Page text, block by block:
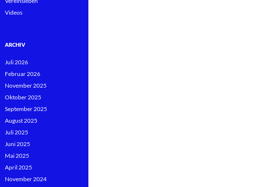
Videos
ARCHIV
Juli 2026
Februar 2026
November 2025
Oktober 2025
September 2025
August 2025
Juli 2025
Juni 2025
Mai 2025
April 2025
November 2024